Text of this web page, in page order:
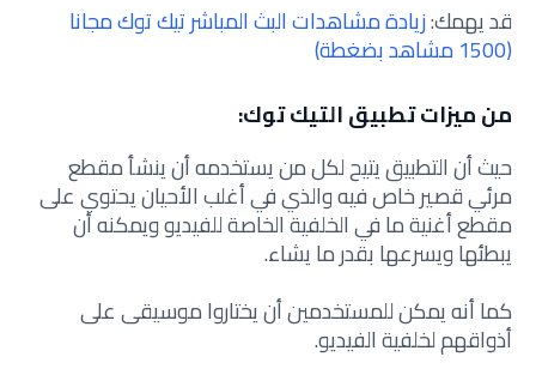
قد يهمك:زيادة مشاهدات البث المباشر تيك توك مجانا
(1500 مشاهد بضغطة)
من ميزات تطبيق التيك توك:
حيث أن التطبيق يتيح لكل من يستخدمه أن ينشأ مقطع
مرئي قصير خاص فيه والذي في أغلب الأحيان يحتوي على
مقطع أغنية ما في الخلفية الخاصة للفيديو ويمكنه أن
يبطئها ويسرعها بقدر ما يشاء.
كما أنه يمكن للمستخدمين أن يختاروا موسيقى على
أذواقهم لخلفية الفيديو.